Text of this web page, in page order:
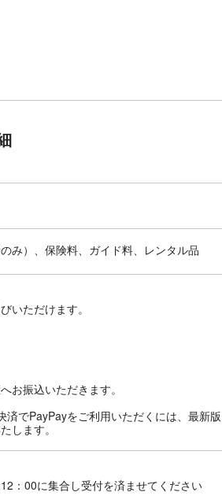
み）、保険料、ガイド料、レンタル品
いただけます。
お振込いただきます。
済でPayPayをご利用いただくには、最新版
します。
：00に集合し受付を済ませてください